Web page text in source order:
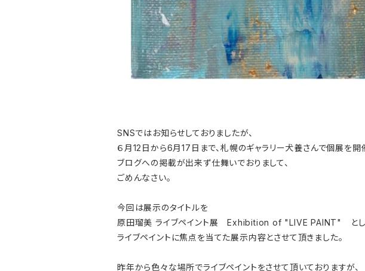
SNSではお知らせしておりましたが、
６月12日から6月17日まで、札幌のギャラリー犬養さんで個展を開
ブログへの掲載が出来ず仕舞いでおりまして、
ごめんなさい。
今回は展示のタイトルを
原田瑠美 ライブペイント展 Exhibition of "LIVE PAINT" とし
ライブペイントに焦点を当てた展示内容とさせて頂きました。
昨年から色々な場所でライブペイントをさせて頂いておりますが、